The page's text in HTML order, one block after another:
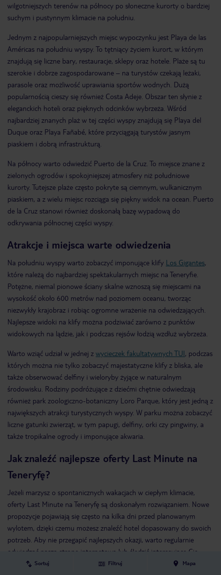
Sortuj Filtruj Mapa
wilgotniejszych terenów na północy po słoneczne kurorty o bardziej
suchym i pustynnym klimacie na południu.
Jednym z najpopularniejszych miejsc wypoczynku jest Playa de las
Américas na południu wyspy. To tętniący życiem kurort, w którym
znajdują się liczne bary, restauracje, sklepy oraz hotele. Plaże są tu
szerokie i dobrze zagospodarowane – na turystów czekają leżaki,
parasole oraz możliwość uprawiania sportów wodnych. Dużą
popularnością cieszy się również Costa Adeje. Obszar ten słynie z
eleganckich hoteli oraz pięknych odcinków wybrzeża. Wśród
najbardziej znanych plaż w tej części wyspy znajdują się Playa del
Duque oraz Playa Fañabé, które przyciągają turystów jasnym
piaskiem i dobrą infrastrukturą.
Na północy warto odwiedzić Puerto de la Cruz. To miejsce znane z
zielonych ogrodów i spokojniejszej atmosfery niż południowe
kurorty. Tutejsze plaże często pokryte są ciemnym, wulkanicznym
piaskiem, a z wielu miejsc rozciąga się piękny widok na ocean. Puerto
de la Cruz stanowi również doskonałą bazę wypadową do
odkrywania północnej części wyspy.
Atrakcje i miejsca warte odwiedzenia
Na południu wyspy warto zobaczyć imponujące klify Los Gigantes,
które należą do najbardziej spektakularnych miejsc na Teneryfie.
Potężne, niemal pionowe ściany skalne wznoszą się miejscami na
wysokość około 600 metrów nad poziomem oceanu, tworząc
niezwykły krajobraz i robiąc ogromne wrażenie na odwiedzających.
Najlepsze widoki na klify można podziwiać zarówno z punktów
widokowych na lądzie, jak i podczas rejsów łodzią wzdłuż wybrzeża.
Warto wziąć udział w jednej z wycieczek fakultatywnych TUI, podczas
których można nie tylko zobaczyć majestatyczne klify z bliska, ale
także obserwować delfiny i wieloryby żyjące w naturalnym
środowisku. Rodziny podróżujące z dziećmi chętnie odwiedzają
również park zoologiczno-botaniczny Loro Parque, który jest jedną z
największych atrakcji turystycznych wyspy. W parku można zobaczyć
liczne gatunki zwierząt, w tym papugi, delfiny, orki czy pingwiny, a
także tropikalne ogrody i imponujące akwaria.
Jak znaleźć najlepsze oferty Last Minute na
Teneryfę?
Jeżeli marzysz o spontanicznych wakacjach w ciepłym klimacie,
oferty Last Minute na Teneryfę są doskonałym rozwiązaniem. Nowe
propozycje pojawiają się często na kilka dni przed planowanym
wylotem, dzięki czemu możesz znaleźć hotel dopasowany do swoich
potrzeb. Aby nie przegapić najlepszych okazji, warto regularnie
odwiedzać naszą stronę internetową lub śledzić interesujące Cię
kierunki w aplikacji mobilnej TUI, która na bieżąco informuje o